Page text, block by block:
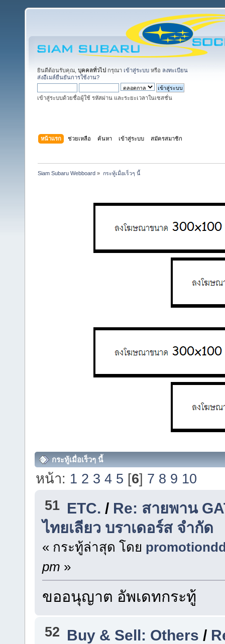
ยินดีต้อนรับคุณ, บุคคลทั่วไป กรุณา เข้าสู่ระบบ หรือ ลงทะเบียน
ส่งอีเมล์ยืนยันการใช้งาน?
เข้าสู่ระบบด้วยชื่อผู้ใช้ รหัสผ่าน และระยะเวลาในเซสชั่น
หน้าแรก ช่วยเหลือ ค้นหา เข้าสู่ระบบ สมัครสมาชิก
Siam Subaru Webboard » กระทู้เมื่อเร็วๆ นี้
กระทู้เมื่อเร็วๆ นี้
หน้า: 1 2 3 4 5 [6] 7 8 9 10
51 ETC. / Re: สายพาน
ไทยเลียว บราเดอร์ส จำกัด
« กระทู้ล่าสุด โดย
pm »
ขออนุญาต อัพเดทกระทู้
52 Buy & Sell: Others /